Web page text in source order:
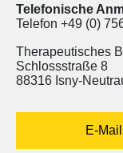
Telefonische
Telefon +49 (0)
Therapeutisches
Schlossstraße 8
88316 Isny-
E-Mail